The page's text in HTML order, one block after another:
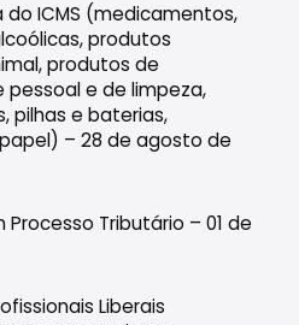
ICMS (medicamentos,
produtos
produtos de
pessoal e de limpeza,
pilhas e baterias,
– 28 de agosto de
Tributário – 01 de
Liberais